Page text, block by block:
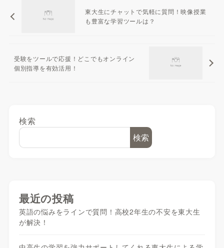
東大生にチャットで気軽に質問！映像授業
も豊富な学習ツールは？
受験をツールで応援！どこでもオンライン
個別指導を有効活用！
検索
検索
最近の投稿
英語の悩みをラインで質問！高校2年生の不安を東大生
が解決！